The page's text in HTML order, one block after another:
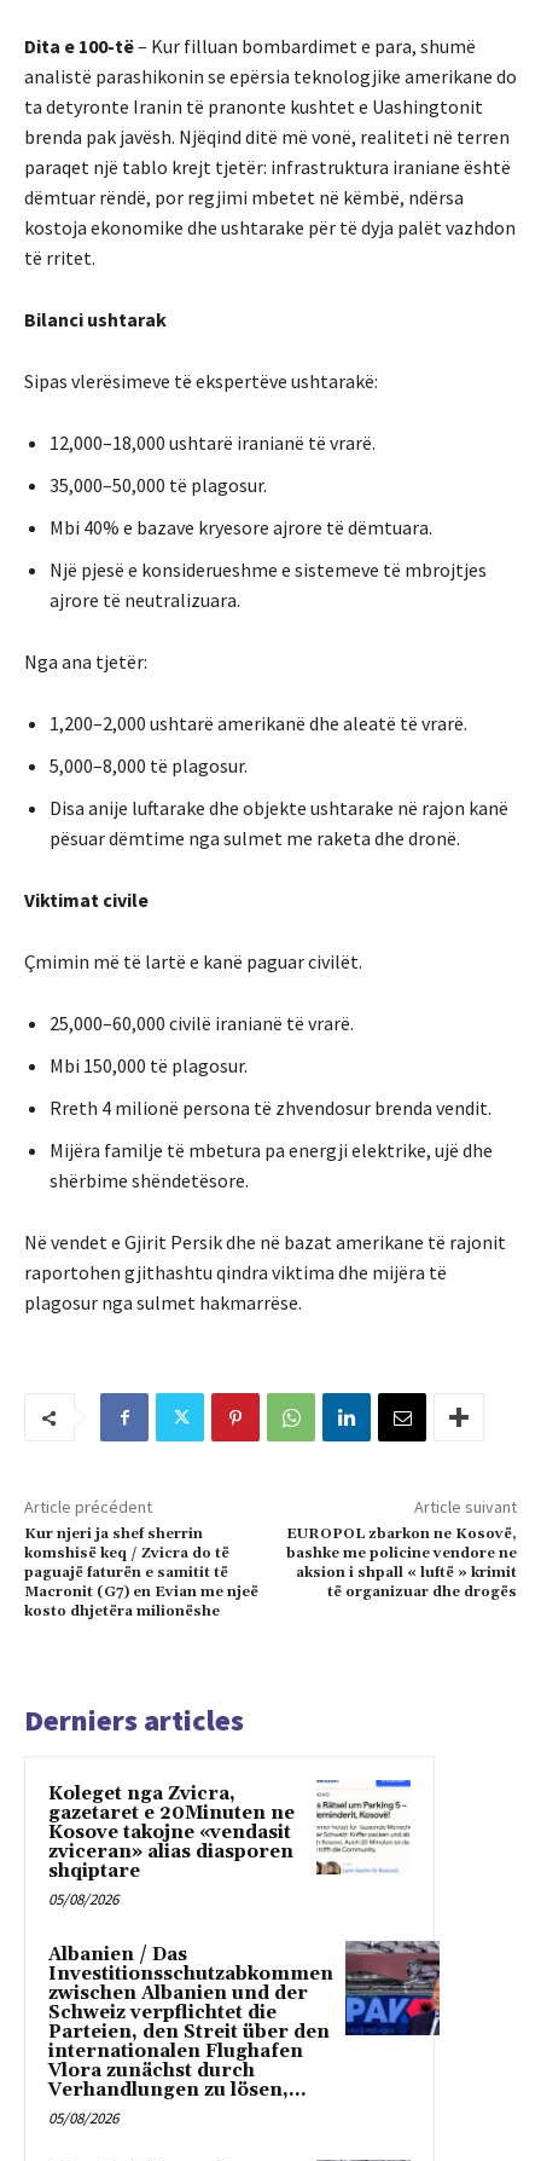
Dita e 100-të– Kur filluan bombardimet e para, shumë
analistë parashikonin se epërsia teknologjike amerikane do
ta detyronte Iranin të pranonte kushtet e Uashingtonit
brenda pak javësh. Njëqind ditë më vonë, realiteti në terren
paraqet një tablo krejt tjetër: infrastruktura iraniane është
dëmtuar rëndë, por regjimi mbetet në këmbë, ndërsa
kostoja ekonomike dhe ushtarake për të dyja palët vazhdon
të rritet.
Bilanci ushtarak
Sipas vlerësimeve të ekspertëve ushtarakë:
12,000–18,000 ushtarë iranianë të vrarë.
35,000–50,000 të plagosur.
Mbi 40% e bazave kryesore ajrore të dëmtuara.
Një pjesë e konsiderueshme e sistemeve të mbrojtjes
ajrore të neutralizuara.
Nga ana tjetër:
1,200–2,000 ushtarë amerikanë dhe aleatë të vrarë.
5,000–8,000 të plagosur.
Disa anije luftarake dhe objekte ushtarake në rajon kanë
pësuar dëmtime nga sulmet me raketa dhe dronë.
Viktimat civile
Çmimin më të lartë e kanë paguar civilët.
25,000–60,000 civilë iranianë të vrarë.
Mbi 150,000 të plagosur.
Rreth 4 milionë persona të zhvendosur brenda vendit.
Mijëra familje të mbetura pa energji elektrike, ujë dhe
shërbime shëndetësore.
Në vendet e Gjirit Persik dhe në bazat amerikane të rajonit
raportohen gjithashtu qindra viktima dhe mijëra të
plagosur nga sulmet hakmarrëse.
Article précédent
Kur njeri ja shef sherrin
komshisë keq / Zvicra do të
paguajë faturën e samitit të
Macronit (G7) en Evian me njeë
kosto dhjetëra milionëshe
Article suivant
EUROPOL zbarkon ne Kosovë,
bashke me policine vendore ne
aksion i shpall « luftë » krimit
të organizuar dhe drogës
Derniers articles
Koleget nga Zvicra,
gazetaret e 20Minuten ne
Kosove takojne «vendasit
zviceran» alias diasporen
shqiptare
05/08/2026
Albanien / Das
Investitionsschutzabkommen
zwischen Albanien und der
Schweiz verpflichtet die
Parteien, den Streit über den
internationalen Flughafen
Vlora zunächst durch
Verhandlungen zu lösen,...
05/08/2026